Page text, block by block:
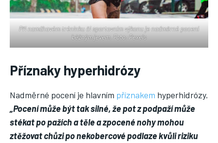
Při namáhavém tréninku či sportovním výkonu je nadměrné pocení
běžným jevem. Foto: Pexels
Příznaky hyperhidrózy
Nadměrné pocení je hlavním příznakem hyperhidrózy.
„Pocení může být tak silné, že pot z podpaží může
stékat po pažích a těle a zpocené nohy mohou
ztěžovat chůzi po nekobercové podlaze kvůli riziku